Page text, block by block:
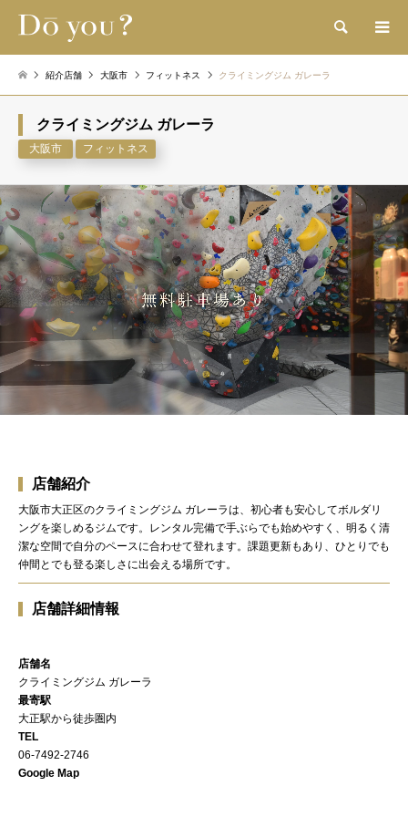
検索
紹介店舗 大阪市 フィットネス クライミングジム ガレーラ
クライミングジム ガレーラ
大阪市 フィットネス
店舗紹介
大阪市大正区のクライミングジム ガレーラは、初心者も安心してボルダリ
ングを楽しめるジムです。レンタル完備で手ぶらでも始めやすく、明るく清
潔な空間で自分のペースに合わせて登れます。課題更新もあり、ひとりでも
仲間とでも登る楽しさに出会える場所です。
店舗詳細情報
店舗名
クライミングジム ガレーラ
最寄駅
大正駅から徒歩圏内
TEL
06-7492-2746
Google Map